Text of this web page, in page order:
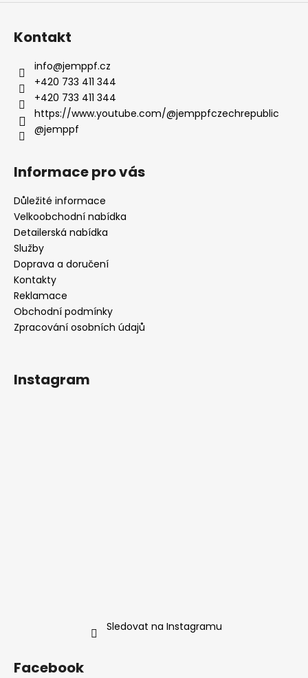
Kontakt
info@jemppf.cz
+420 733 411 344
+420 733 411 344
https://www.youtube.com/@jemppfczechrepublic
@jemppf
Informace pro vás
Důležité informace
Velkoobchodní nabídka
Detailerská nabídka
Služby
Doprava a doručení
Kontakty
Reklamace
Obchodní podmínky
Zpracování osobních údajů
Instagram
Sledovat na Instagramu
Facebook